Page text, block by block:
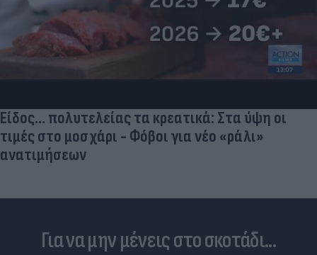
Είδος... πολυτελείας τα κρεατικά: Στα ύψη οι
τιμές στο μοσχάρι - Φόβοι για νέο «ράλι»
ανατιμήσεων
Για να μην μένεις στο σκοτάδι...